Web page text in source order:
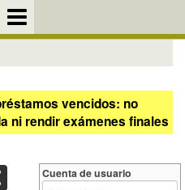
vencidos: no
ni rendir exámenes finales
Cuenta de usuario